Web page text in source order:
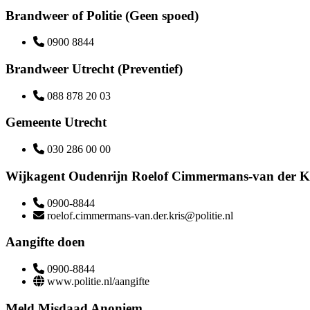
Brandweer of Politie (Geen spoed)
0900 8844
Brandweer Utrecht (Preventief)
088 878 20 03
Gemeente Utrecht
030 286 00 00
Wijkagent Oudenrijn Roelof Cimmermans-van der
0900-8844
roelof.cimmermans-van.der.kris@politie.nl
Aangifte doen
0900-8844
www.politie.nl/aangifte